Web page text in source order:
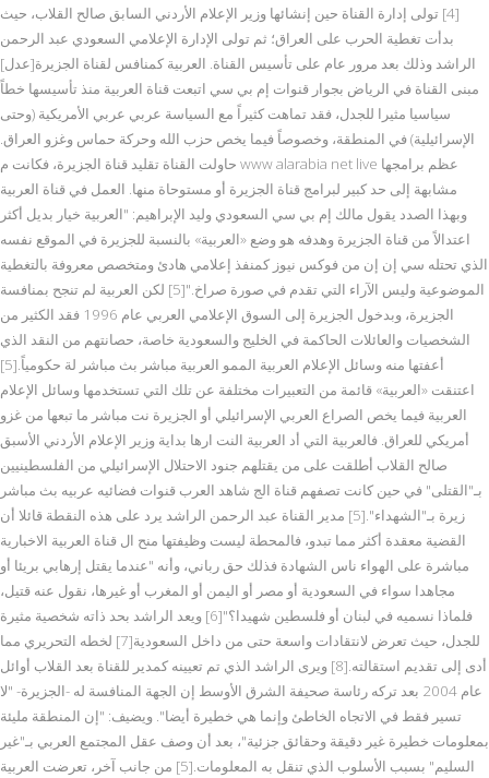
[4] تولى إدارة القناة حين إنشائها وزير الإعلام الأردني السابق صالح القلاب، حيث
بدأت تغطية الحرب على العراق؛ ثم تولى الإدارة الإعلامي السعودي عبد الرحمن
الراشد وذلك بعد مرور عام على تأسيس القناة. العربية كمنافس لقناة الجزيرة[عدل]
مبنى القناة في الرياض بجوار قنوات إم بي سي اتبعت قناة العربية منذ تأسيسها خطاً
سياسيا مثيرا للجدل، فقد تماهت كثيراً مع السياسة عربي عربي الأمريكية (وحتى
الإسرائيلية) في المنطقة، وخصوصاً فيما يخص حزب الله وحركة حماس وغزو العراق.
حاولت القناة تقليد قناة الجزيرة، فكانت م www alarabia net live عظم برامجها
مشابهة إلى حد كبير لبرامج قناة الجزيرة أو مستوحاة منها. العمل في قناة العربية
وبهذا الصدد يقول مالك إم بي سي السعودي وليد الإبراهيم: "العربية خيار بديل أكثر
اعتدالاً من قناة الجزيرة وهدفه هو وضع «العربية» بالنسبة للجزيرة في الموقع نفسه
الذي تحتله سي إن إن من فوكس نيوز كمنفذ إعلامي هادئ ومتخصص معروفة بالتغطية
الموضوعية وليس الآراء التي تقدم في صورة صراخ."[5] لكن العربية لم تنجح بمنافسة
الجزيرة، وبدخول الجزيرة إلى السوق الإعلامي العربي عام 1996 فقد الكثير من
الشخصيات والعائلات الحاكمة في الخليج والسعودية خاصة، حصانتهم من النقد الذي
أعفتها منه وسائل الإعلام العربية الممو العربية مباشر بث مباشر لة حكومياً.[5]
اعتنقت «العربية» قائمة من التعبيرات مختلفة عن تلك التي تستخدمها وسائل الإعلام
العربية فيما يخص الصراع العربي الإسرائيلي أو الجزيرة نت مباشر ما تبعها من غزو
أمريكي للعراق. فالعربية التي أد العربية النت ارها بداية وزير الإعلام الأردني الأسبق
صالح القلاب أطلقت على من يقتلهم جنود الاحتلال الإسرائيلي من الفلسطينيين
بـ"القتلى" في حين كانت تصفهم قناة الج شاهد العرب قنوات فضائيه عربيه بث مباشر
زيرة بـ"الشهداء".[5] مدير القناة عبد الرحمن الراشد يرد على هذه النقطة قائلا أن
القضية معقدة أكثر مما تبدو، فالمحطة ليست وظيفتها منح ال قناة العربية الاخبارية
مباشرة على الهواء ناس الشهادة فذلك حق رباني، وأنه "عندما يقتل إرهابي بريئا أو
مجاهدا سواء في السعودية أو مصر أو اليمن أو المغرب أو غيرها، نقول عنه قتيل،
فلماذا نسميه في لبنان أو فلسطين شهيدا؟"[6] ويعد الراشد بحد ذاته شخصية مثيرة
للجدل، حيث تعرض لانتقادات واسعة حتى من داخل السعودية[7] لخطه التحريري مما
أدى إلى تقديم استقالته.[8] ويرى الراشد الذي تم تعيينه كمدير للقناة بعد القلاب أوائل
عام 2004 بعد تركه رئاسة صحيفة الشرق الأوسط إن الجهة المنافسة له -الجزيرة- "لا
تسير فقط في الاتجاه الخاطئ وإنما هي خطيرة أيضا". ويضيف: "إن المنطقة مليئة
بمعلومات خطيرة غير دقيقة وحقائق جزئية"، بعد أن وصف عقل المجتمع العربي بـ"غير
السليم" بسبب الأسلوب الذي تنقل به المعلومات.[5] من جانب آخر، تعرضت العربية